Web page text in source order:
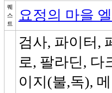
퀘
스
트
요정의 마을
검사, 파이터,
로, 팔라딘,
이지(불,독),